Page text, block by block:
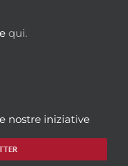
qui.
nostre iniziative